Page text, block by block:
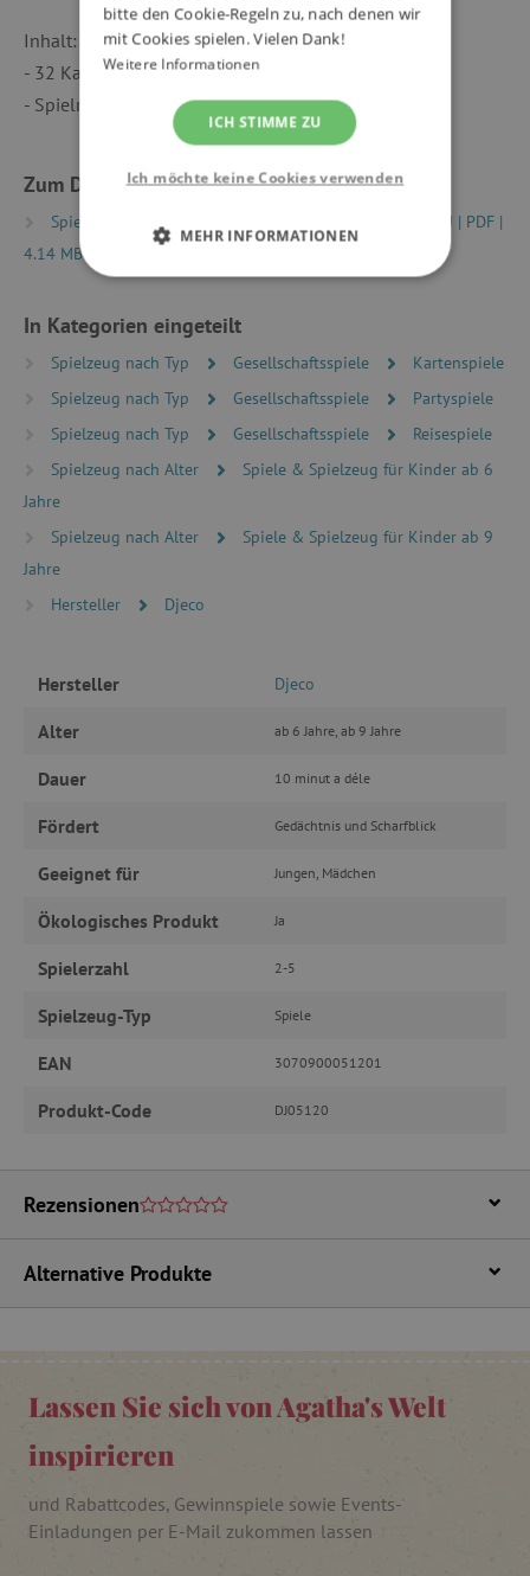
Inhalt:
- 32 Karten
- Spielregeln in 10 Sprachen
Zum Download
Spielregeln|Game rules FR-EN-DE-ES-IT-PT-NL-SV-DA-RU | PDF |
4.14 MB
In Kategorien eingeteilt
Spielzeug nach Typ Gesellschaftsspiele
Kartenspiele
Spielzeug nach Typ
Gesellschaftsspiele
Partyspiele
Spielzeug nach Typ
Gesellschaftsspiele
Reisespiele
Spielzeug nach Alter
Spiele & Spielzeug für Kinder ab 6
Jahre
Spielzeug nach Alter
Spiele & Spielzeug für Kinder ab 9
Jahre
Hersteller
Djeco
Hersteller Djeco
Alter ab 6 Jahre, ab 9 Jahre
Dauer 10 minut a déle
Fördert Gedächtnis und Scharfblick
Geeignet für Jungen, Mädchen
Ökologisches Produkt Ja
Spielerzahl 2-5
Spielzeug-Typ Spiele
EAN 3070900051201
Produkt-Code DJ05120
Rezensionen
Alternative Produkte
Lassen Sie sich von Agatha's Welt
inspirieren
und Rabattcodes, Gewinnspiele sowie Events-
Einladungen per E-Mail zukommen lassen
bitte den Cookie-Regeln zu, nach denen wir
mit Cookies spielen. Vielen Dank!
Weitere Informationen
ICH STIMME ZU
Ich möchte keine Cookies verwenden
MEHR INFORMATIONEN
UNBEDINGT ERFORDERLICH
PERFORMANCE
TARGETING
Targeting
Benutzeranmeldung und die Kontoverwaltung.
Ohne die unbedingt erforderlichen Cookies
__cf_bm
_lb_ccc .agathaswelt.de